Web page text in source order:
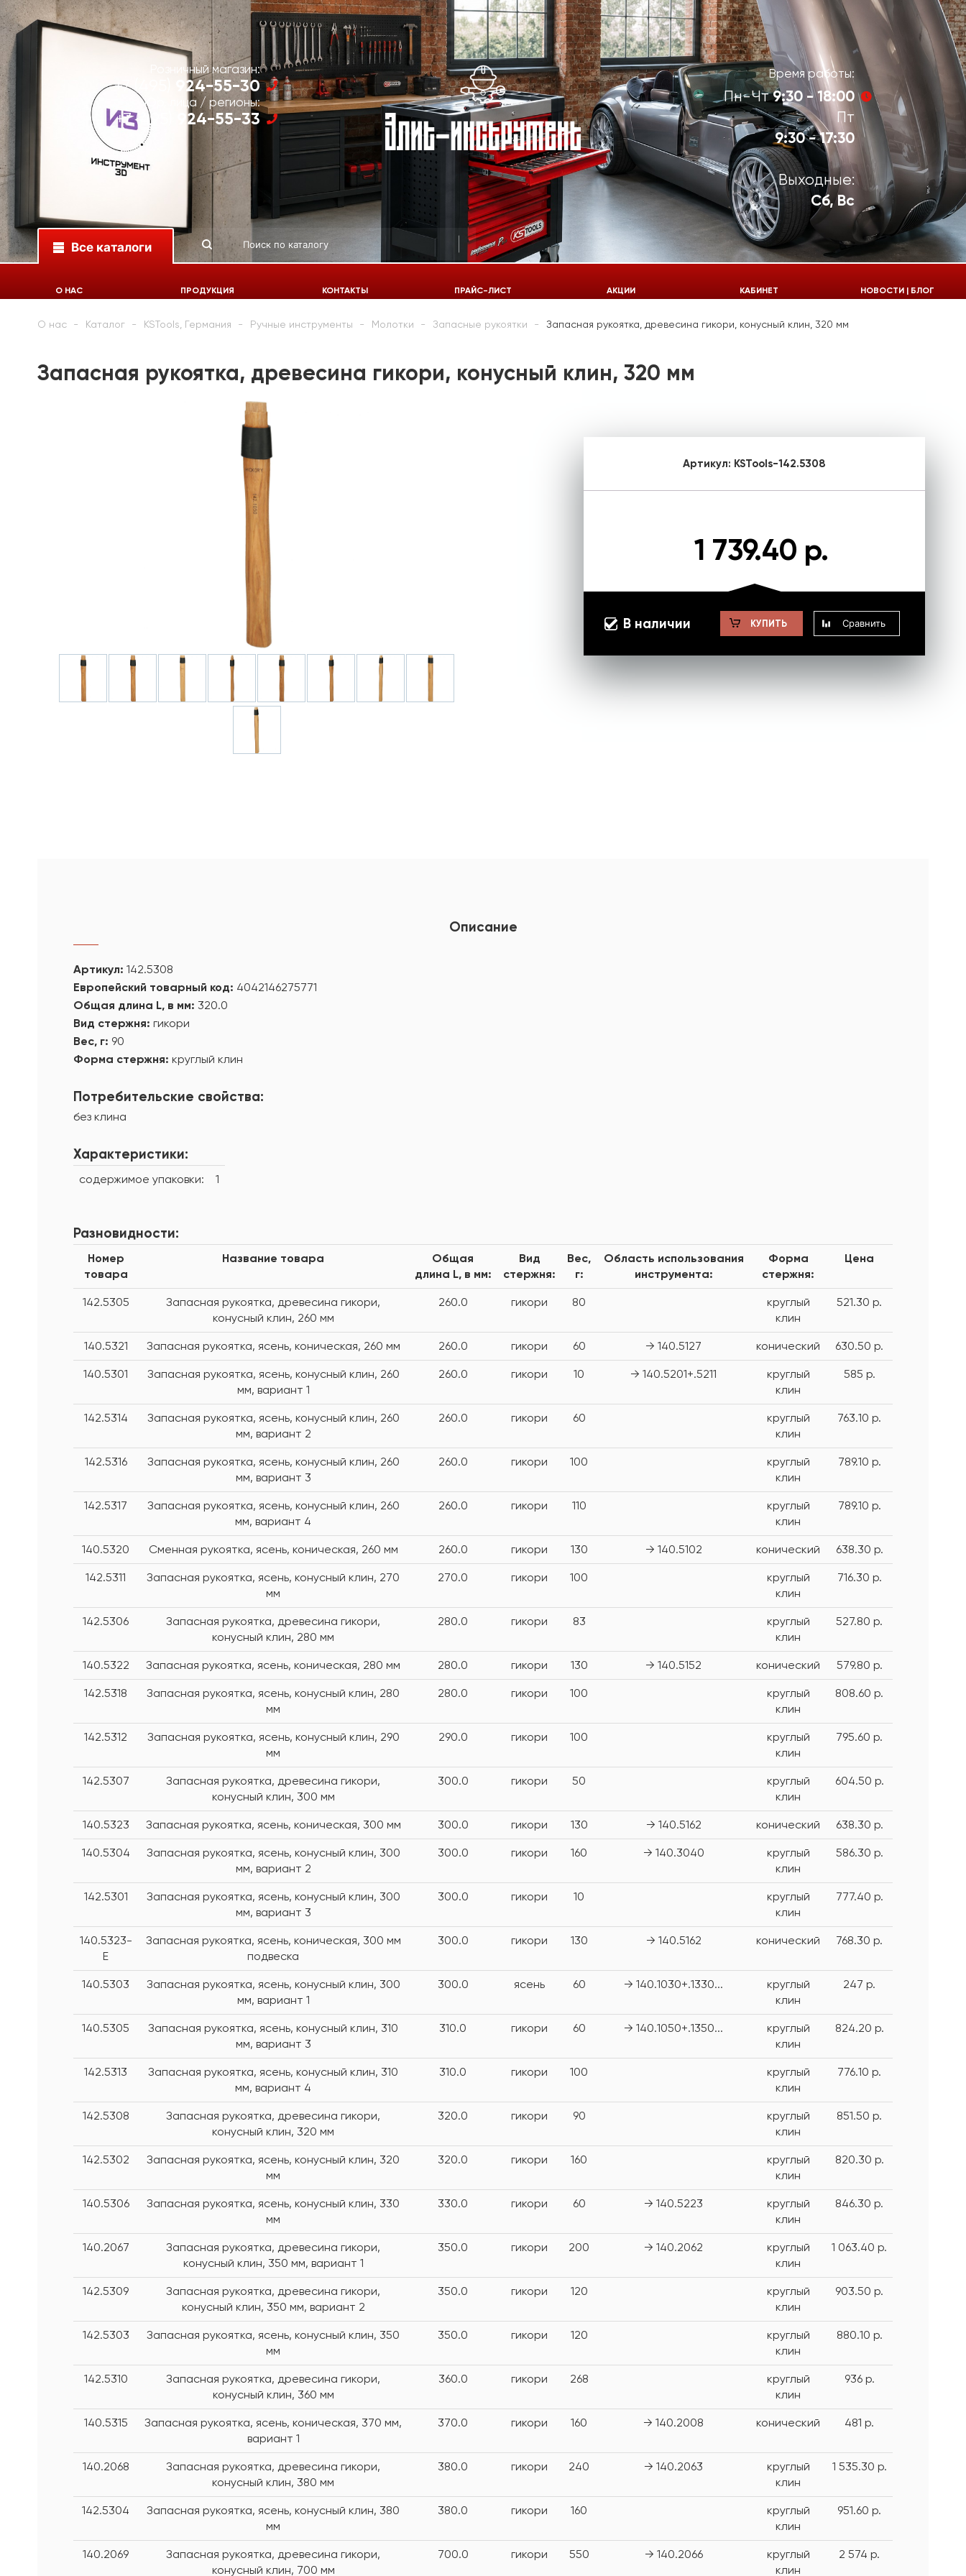
Розничный магазин:
+7 (495) 924-55-30
Юр. лица / регионы:
+7 (495) 924-55-33
Время работы:
Пн-Чт9:30 - 18:00
Пт
9:30 - 17:30
Выходные:
Сб, Вс
Все каталоги
924-55-33
О НАС ПРОДУКЦИЯ КОНТАКТЫ ПРАЙС-ЛИСТ АКЦИИ КАБИНЕТ НОВОСТИ | БЛОГ
О нас Каталог KSTools, Германия Ручные инструменты Молотки Запасные рукоятки Запасная рукоятка, древесина гикори, конусный клин, 320 мм
Запасная рукоятка, древесина гикори, конусный клин, 320 мм
Артикул: KSTools-142.5308
1 739.40 р.
В наличии КУПИТЬ Сравнить
Описание
Артикул: 142.5308
Европейский товарный код: 4042146275771
Общая длина L, в мм: 320.0
Вид стержня: гикори
Вес, г: 90
Форма стержня: круглый клин
Потребительские свойства:
без клина
Характеристики:
содержимое упаковки: 1
Разновидности:
Номер
товара
Название товара
Общая
длина L, в мм:
Вид
стержня:
Вес,
г:
Область использования
инструмента:
Форма
стержня:
Цена
142.5305
Запасная рукоятка, древесина гикори,
конусный клин, 260 мм
260.0 гикори 80
круглый
клин
521.30 р.
140.5321 Запасная рукоятка, ясень, коническая, 260 мм 260.0 гикори 60 → 140.5127 конический 630.50 р.
140.5301
Запасная рукоятка, ясень, конусный клин, 260
мм, вариант 1
260.0 гикори 10 → 140.5201+.5211
круглый
клин
585 р.
142.5314
Запасная рукоятка, ясень, конусный клин, 260
мм, вариант 2
260.0 гикори 60
круглый
клин
763.10 р.
142.5316
Запасная рукоятка, ясень, конусный клин, 260
мм, вариант 3
260.0 гикори 100
круглый
клин
789.10 р.
142.5317
Запасная рукоятка, ясень, конусный клин, 260
мм, вариант 4
260.0 гикори 110
круглый
клин
789.10 р.
140.5320 Сменная рукоятка, ясень, коническая, 260 мм 260.0 гикори 130 → 140.5102 конический 638.30 р.
142.5311
Запасная рукоятка, ясень, конусный клин, 270
мм
270.0 гикори 100
круглый
клин
716.30 р.
142.5306
Запасная рукоятка, древесина гикори,
конусный клин, 280 мм
280.0 гикори 83
круглый
клин
527.80 р.
140.5322 Запасная рукоятка, ясень, коническая, 280 мм 280.0 гикори 130 → 140.5152 конический 579.80 р.
142.5318
Запасная рукоятка, ясень, конусный клин, 280
мм
280.0 гикори 100
круглый
клин
808.60 р.
142.5312
Запасная рукоятка, ясень, конусный клин, 290
мм
290.0 гикори 100
круглый
клин
795.60 р.
142.5307
Запасная рукоятка, древесина гикори,
конусный клин, 300 мм
300.0 гикори 50
круглый
клин
604.50 р.
140.5323 Запасная рукоятка, ясень, коническая, 300 мм 300.0 гикори 130 → 140.5162 конический 638.30 р.
140.5304
Запасная рукоятка, ясень, конусный клин, 300
мм, вариант 2
300.0 гикори 160 → 140.3040
круглый
клин
586.30 р.
142.5301
Запасная рукоятка, ясень, конусный клин, 300
мм, вариант 3
300.0 гикори 10
круглый
клин
777.40 р.
140.5323-
E
Запасная рукоятка, ясень, коническая, 300 мм
подвеска
300.0 гикори 130 → 140.5162 конический 768.30 р.
140.5303
Запасная рукоятка, ясень, конусный клин, 300
мм, вариант 1
300.0 ясень 60 → 140.1030+.1330...
круглый
клин
247 р.
140.5305
Запасная рукоятка, ясень, конусный клин, 310
мм, вариант 3
310.0 гикори 60 → 140.1050+.1350...
круглый
клин
824.20 р.
142.5313
Запасная рукоятка, ясень, конусный клин, 310
мм, вариант 4
310.0 гикори 100
круглый
клин
776.10 р.
142.5308
Запасная рукоятка, древесина гикори,
конусный клин, 320 мм
320.0 гикори 90
круглый
клин
851.50 р.
142.5302
Запасная рукоятка, ясень, конусный клин, 320
мм
320.0 гикори 160
круглый
клин
820.30 р.
140.5306
Запасная рукоятка, ясень, конусный клин, 330
мм
330.0 гикори 60 → 140.5223
круглый
клин
846.30 р.
140.2067
Запасная рукоятка, древесина гикори,
конусный клин, 350 мм, вариант 1
350.0 гикори 200 → 140.2062
круглый
клин
1 063.40 р.
142.5309
Запасная рукоятка, древесина гикори,
конусный клин, 350 мм, вариант 2
350.0 гикори 120
круглый
клин
903.50 р.
142.5303
Запасная рукоятка, ясень, конусный клин, 350
мм
350.0 гикори 120
круглый
клин
880.10 р.
142.5310
Запасная рукоятка, древесина гикори,
конусный клин, 360 мм
360.0 гикори 268
круглый
клин
936 р.
140.5315
Запасная рукоятка, ясень, коническая, 370 мм,
вариант 1
370.0 гикори 160 → 140.2008 конический 481 р.
140.2068
Запасная рукоятка, древесина гикори,
конусный клин, 380 мм
380.0 гикори 240 → 140.2063
круглый
клин
1 535.30 р.
142.5304
Запасная рукоятка, ясень, конусный клин, 380
мм
380.0 гикори 160
круглый
клин
951.60 р.
140.2069
Запасная рукоятка, древесина гикори,
конусный клин, 700 мм
700.0 гикори 550 → 140.2066
круглый
клин
2 574 р.